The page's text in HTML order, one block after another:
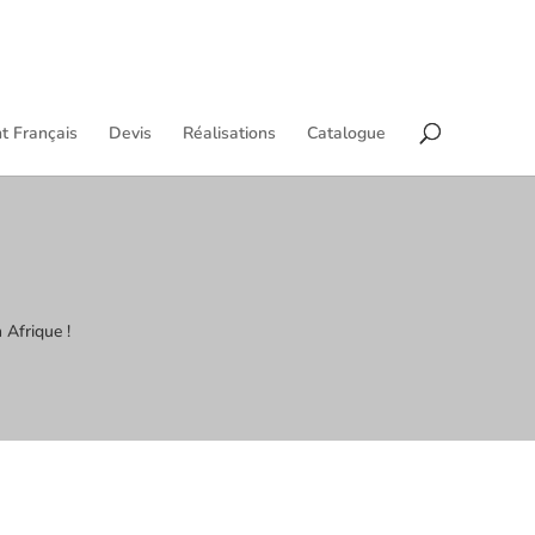
Français Devis Réalisations Catalogue
Afrique !